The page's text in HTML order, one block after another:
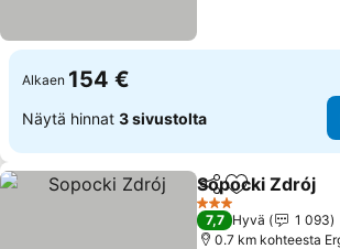
Alkaen 154 €
Näytä hinnat 3 sivustolta
Jaa Lisää
Sopocki Zdrój
3 Tähtiluokitus
7,7 Hyvä
1 093
0.7 km kohteesta